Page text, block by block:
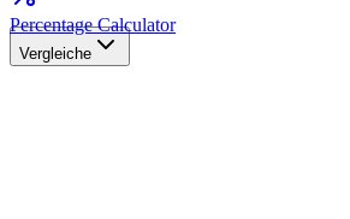
Percentage Calculator
Vergleiche